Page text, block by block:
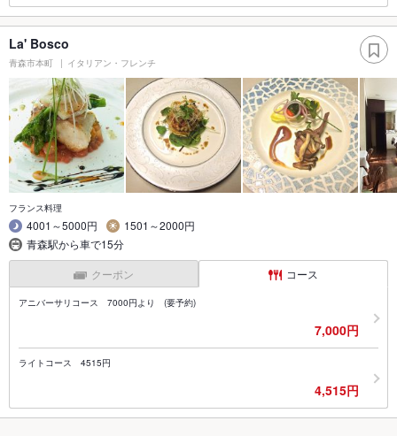
La' Bosco
青森市本町 イタリアン・フレンチ
フランス料理
4001～5000円
1501～2000円
青森駅から車で15分
クーポン コース
アニバーサリコース 7000円より (要予約)
7,000円
ライトコース 4515円
4,515円